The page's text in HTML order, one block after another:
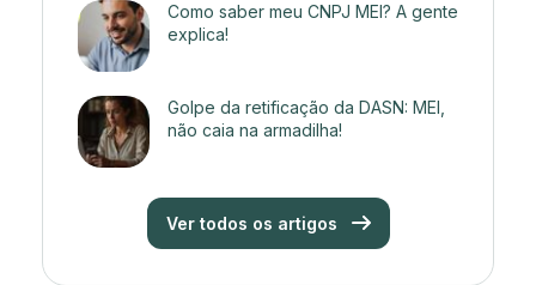
Como saber meu CNPJ MEI? A gente
explica!
Golpe da retificação da DASN: MEI,
não caia na armadilha!
Ver todos os artigos